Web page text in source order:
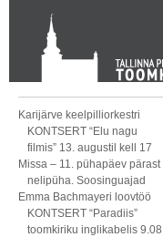
KONTAKT
Toom-Kooli 6, 10130 TALLINN
tallinna.toom@eelk.ee
Karijärve keelpilliorkestri
KONTSERT “Elu nagu
filmis” 13. augustil kell 17
Missa – 11. pühapäev pärast
nelipüha. Soosinguajad
Emma Bachmayeri loovtöö
KONTSERT “Paradiis”
toomkiriku inglikabelis 9.08